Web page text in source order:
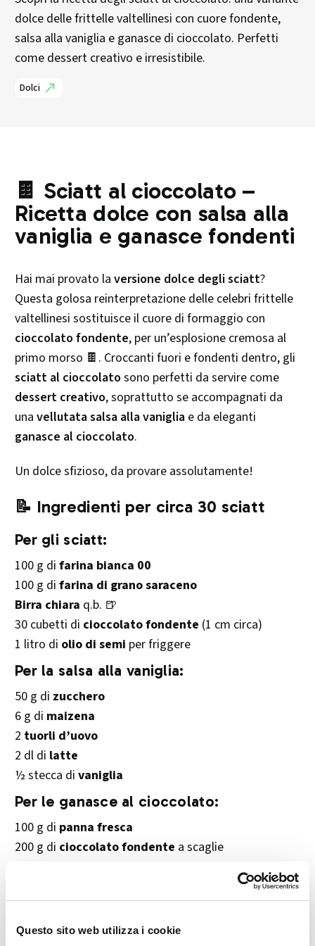
Questo sito web utilizza i cookie
dolce delle frittelle valtellinesi con cuore fondente,
salsa alla vaniglia e ganasce di cioccolato. Perfetti
come dessert creativo e irresistibile.
Dolci
🍫 Sciatt al cioccolato –
Ricetta dolce con salsa alla
vaniglia e ganasce fondenti
Hai mai provato la versione dolce degli sciatt?
Questa golosa reinterpretazione delle celebri frittelle
valtellinesi sostituisce il cuore di formaggio con
cioccolato fondente, per un’esplosione cremosa al
primo morso 🍫. Croccanti fuori e fondenti dentro, gli
sciatt al cioccolato sono perfetti da servire come
dessert creativo, soprattutto se accompagnati da
una vellutata salsa alla vaniglia e da eleganti
ganasce al cioccolato.
Un dolce sfizioso, da provare assolutamente!
📝 Ingredienti per circa 30 sciatt
Per gli sciatt:
100 g di farina bianca 00
100 g di farina di grano saraceno
Birra chiara q.b. 🍺
30 cubetti di cioccolato fondente (1 cm circa)
1 litro di olio di semi per friggere
Per la salsa alla vaniglia:
50 g di zucchero
6 g di maizena
2 tuorli d’uovo
2 dl di latte
½ stecca di vaniglia
Per le ganasce al cioccolato:
100 g di panna fresca
200 g di cioccolato fondente a scaglie
👨‍🍳 Preparazione passo passo
In una ciotola, mescola le due